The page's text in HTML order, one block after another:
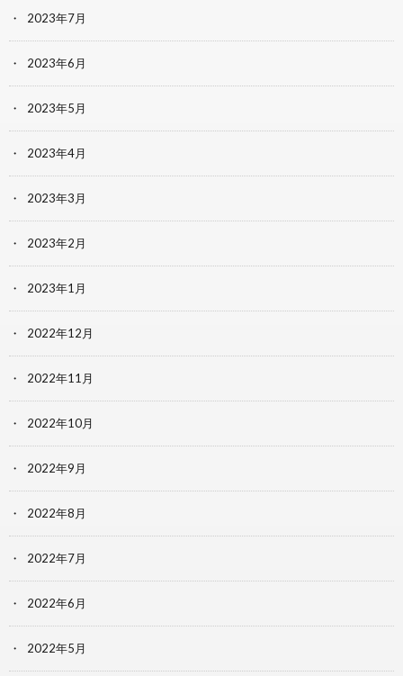
2023年7月
2023年6月
2023年5月
2023年4月
2023年3月
2023年2月
2023年1月
2022年12月
2022年11月
2022年10月
2022年9月
2022年8月
2022年7月
2022年6月
2022年5月